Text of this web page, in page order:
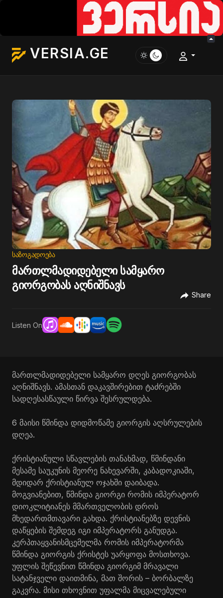
VERSIA.GE
ᲡᲐᲖᲝᲒᲐᲓᲝᲔᲑᲐ
მართლმადიდებელი სამყარო
გიორგობას აღნიშნავს
Share
Listen On
მართლმადიდებელი სამყარო დღეს გიორგობას
აღნიშნავს. ამასთან დაკავშირებით ტაძრებში
სადღესასწაული წირვა შესრულდება.
6 მაისი წმინდა დიდმოწამე გიორგის აღსრულების
დღეა.
ქრისტიანული სწავლების თანახმად, წმინდანი
მესამე საუკუნის მეორე ნახევარში, კაბადოკიაში,
მდიდარ ქრისტიანულ ოჯახში დაიბადა.
მოგვიანებით, წმინდა გიორგი რომის იმპერატორ
დიოკლიტიანეს მმართველობის დროს
მხედართმთავარი გახდა. ქრისტიანებზე დევნის
დაწყების შემდეგ იგი იმპერატორს განუდგა.
კერპთაყვანისმცემელმა რომის იმპერატორმა
წმინდა გიორგის ქრისტეს უარყოფა მოსთხოვა.
უფლის შეწევნით წმინდა გიორგიმ მრავალი
სატანჯველი დაითმინა, მათ შორის – ბორბალზე
გაკვრა. მისი თხოვნით უფალმა მიცვალებული